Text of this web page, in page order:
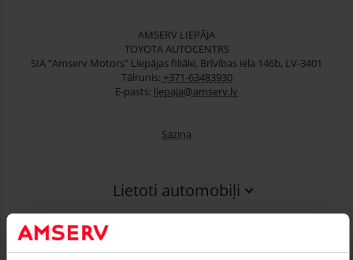
AMSERV LIEPĀJA
TOYOTA AUTOCENTRS
SIA “Amserv Motors” Liepājas filiāle, Brīvības iela 146b, LV-3401
Tālrunis: +371-63483930
E-pasts: liepaja@amserv.lv
Saziņa
Lietoti automobiļi
Serviss